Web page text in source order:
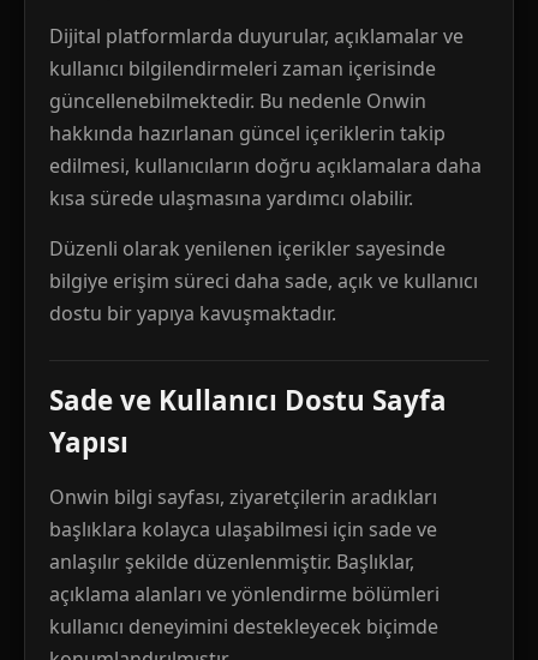
Dijital platformlarda duyurular, açıklamalar ve
kullanıcı bilgilendirmeleri zaman içerisinde
güncellenebilmektedir. Bu nedenle Onwin
hakkında hazırlanan güncel içeriklerin takip
edilmesi, kullanıcıların doğru açıklamalara daha
kısa sürede ulaşmasına yardımcı olabilir.
Düzenli olarak yenilenen içerikler sayesinde
bilgiye erişim süreci daha sade, açık ve kullanıcı
dostu bir yapıya kavuşmaktadır.
Sade ve Kullanıcı Dostu Sayfa
Yapısı
Onwin bilgi sayfası, ziyaretçilerin aradıkları
başlıklara kolayca ulaşabilmesi için sade ve
anlaşılır şekilde düzenlenmiştir. Başlıklar,
açıklama alanları ve yönlendirme bölümleri
kullanıcı deneyimini destekleyecek biçimde